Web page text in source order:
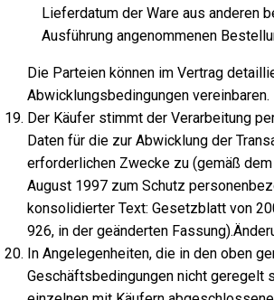
Lieferdatum der Ware aus anderen
Ausführung angenommenen
Die Parteien können im Vertrag
Abwicklungsbedingungen vereinbaren.
Der Käufer stimmt der Verarbeitung
Daten für die zur Abwicklung der
erforderlichen Zwecke zu (gemäß
August 1997 zum Schutz
konsolidierter Text: Gesetzblatt von
926, in der geänderten
In Angelegenheiten, die in den oben
Geschäftsbedingungen nicht geregelt